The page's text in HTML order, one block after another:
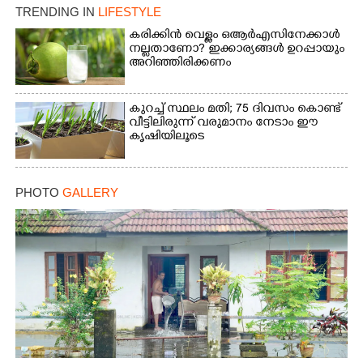
TRENDING IN LIFESTYLE
കരിക്കിൻ വെള്ളം ഒആർഎസിനേക്കാൾ
നല്ലതാണോ? ഇക്കാര്യങ്ങൾ ഉറപ്പായും
അറിഞ്ഞിരിക്കണം
കുറച്ച് സ്ഥലം മതി; 75 ദിവസം കൊണ്ട്
വീട്ടിലിരുന്ന് വരുമാനം നേടാം ഈ
കൃഷിയിലൂടെ
PHOTO GALLERY